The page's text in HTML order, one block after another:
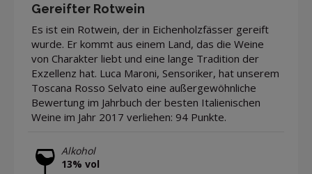
Gereifter Rotwein
Es ist ein Rotwein, der in Eichenholzfässer gereift
wurde. Er kommt aus einem Land, das die Weine
von Charakter liebt und eine lange Tradition der
Exzellenz hat. Luca Maroni, Sensoriker, hat unserem
Toscana Rosso Selvato eine außergewöhnliche
Bewertung im Jahrbuch der besten Italienischen
Weine im Jahr 2017 verliehen: 94 Punkte.
Alkohol
13% vol